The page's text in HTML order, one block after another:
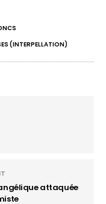
(INTERPELLATION)
attaquée